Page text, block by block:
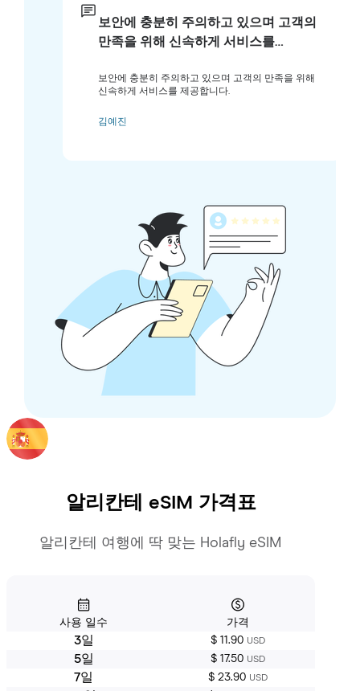
보안에 충분히 주의하고 있으며 고객의
만족을 위해 신속하게 서비스를…
보안에 충분히 주의하고 있으며 고객의 만족을 위해
신속하게 서비스를 제공합니다.
김예진
알리칸테 eSIM 가격표
알리칸테 여행에 딱 맞는 Holafly eSIM
사용 일수 가격
3일 $ 11.90 USD
5일 $ 17.50 USD
7일 $ 23.90 USD